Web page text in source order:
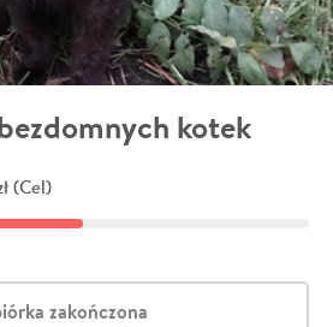
kotek
(Cel)
zakończona